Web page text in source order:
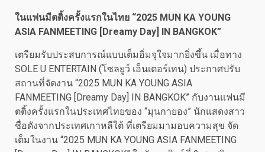
ในแฟนมีตติ้งครั้งแรกในไทย “2025 MUN KA YOUNG
ASIA FANMEETING [Dreamy Day] IN BANGKOK”
เตรียมรับประสบการณ์แบบเต็มอิ่มจุใจมากยิ่งขึ้น เมื่อทาง
SOLE U ENTERTAIN (โซลยูว์ เอ็นเตอร์เทน) ประกาศปรับ
สถานที่จัดงาน “2025 MUN KA YOUNG ASIA
FANMEETING [Dreamy Day] IN BANGKOK” กับงานแฟนมี
ตติ้งครั้งแรกในประเทศไทยของ “มุนกายอง” นักแสดงสาว
ชื่อดังจากประเทศเกาหลีใต้ ที่เตรียมมามอบความสุข จัด
เต็มในงาน “2025 MUN KA YOUNG ASIA FANMEETING